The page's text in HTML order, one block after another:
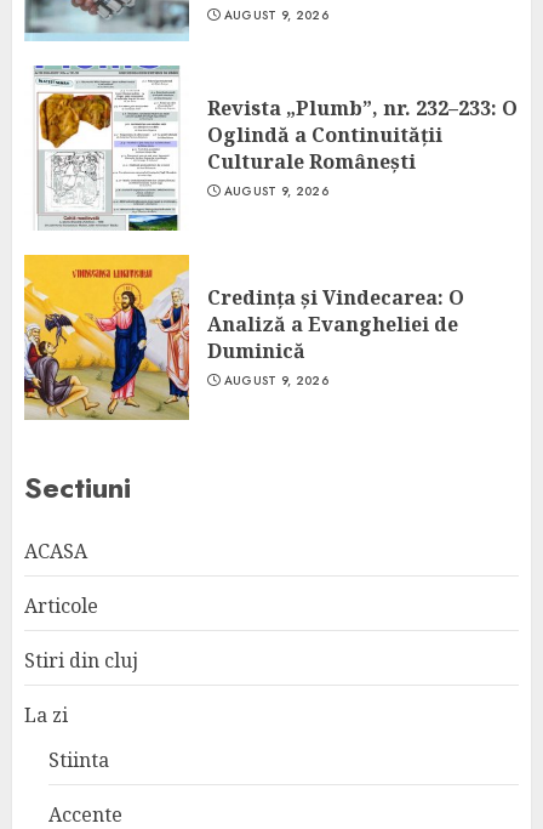
AUGUST 9, 2026
Revista „Plumb”, nr. 232–233: O
Oglindă a Continuității
Culturale Românești
AUGUST 9, 2026
Credința și Vindecarea: O
Analiză a Evangheliei de
Duminică
AUGUST 9, 2026
Sectiuni
ACASA
Articole
Stiri din cluj
La zi
Stiinta
Accente